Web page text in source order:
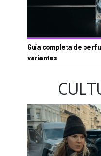
Guía completa de
variantes